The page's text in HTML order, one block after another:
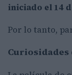
iniciado el 14
Por lo tanto,
Curiosidades